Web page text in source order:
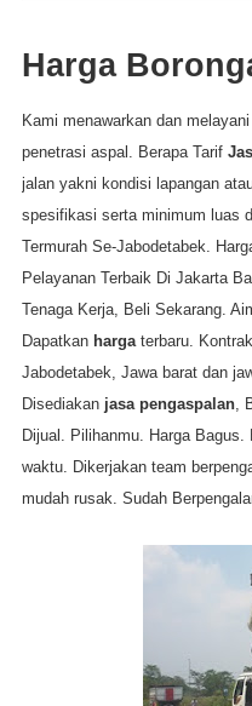
Harga
Kami menawarkan dan
penetrasi aspal. Berapa Tarif
jalan yakni kondisi lapangan
spesifikasi serta minimum luas
Termurah Se-Jabodetabek.
Pelayanan Terbaik Di Jakarta
Tenaga Kerja, Beli Sekarang.
Dapatkan hargaterbaru.
Jabodetabek, Jawa barat dan
Disediakan jasa pengaspalan,
Dijual. Pilihanmu. Harga Bagus.
waktu. Dikerjakan team
mudah rusak. Sudah